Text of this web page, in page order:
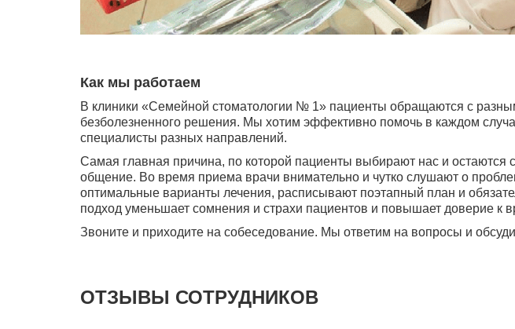
Как мы работаем
В клиники «Семейной стоматологии № 1» пациенты обращаются с
безболезненного решения. Мы хотим эффективно помочь в каждом
специалисты разных направлений.
Самая главная причина, по которой пациенты выбирают нас и остаются
общение. Во время приема врачи внимательно и чутко слушают о
оптимальные варианты лечения, расписывают поэтапный план и
подход уменьшает сомнения и страхи пациентов и повышает доверие к
Звоните и приходите на собеседование. Мы ответим на вопросы и
ОТЗЫВЫ СОТРУДНИКОВ